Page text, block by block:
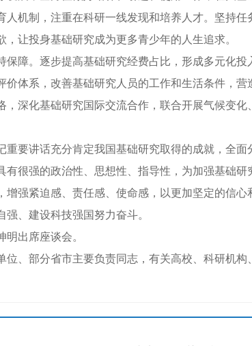
人机制，注重在科研一线发现和培养人才。坚持
让投身基础研究成为更多青少年的人生追求。
。逐步提高基础研究经费占比，形成多元化投
体系，改善基础研究人员的工作和生活条件，
化基础研究国际交流合作，联合开展气候变化
讲话充分肯定我国基础研究取得的成就，全面
有很强的政治性、思想性、指导性，为加强基础
强紧迫感、责任感、使命感，以更加坚定的信
、建设科技强国努力奋斗。
出席座谈会。
部分省市主要负责同志，有关高校、科研机构